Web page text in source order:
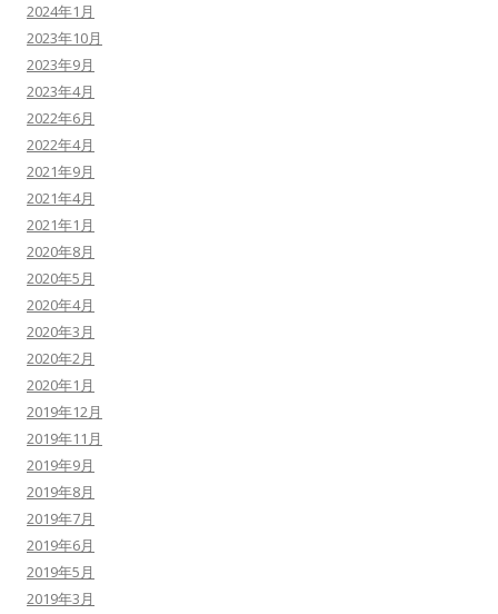
2024年1月
2023年10月
2023年9月
2023年4月
2022年6月
2022年4月
2021年9月
2021年4月
2021年1月
2020年8月
2020年5月
2020年4月
2020年3月
2020年2月
2020年1月
2019年12月
2019年11月
2019年9月
2019年8月
2019年7月
2019年6月
2019年5月
2019年3月